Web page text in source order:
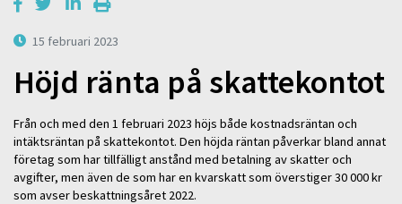
15 februari 2023
Höjd ränta på skattekontot
Från och med den 1 februari 2023 höjs både kostnadsräntan och
intäktsräntan på skattekontot. Den höjda räntan påverkar bland annat
företag som har tillfälligt anstånd med betalning av skatter och
avgifter, men även de som har en kvarskatt som överstiger 30 000 kr
som avser beskattningsåret 2022.